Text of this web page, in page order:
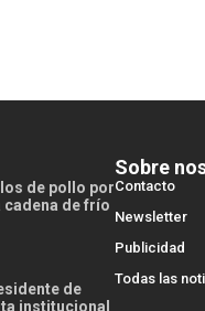
de pollo por
de frío
de
institucional
Sobre
Contacto
Newsletter
Publicidad
Todas las